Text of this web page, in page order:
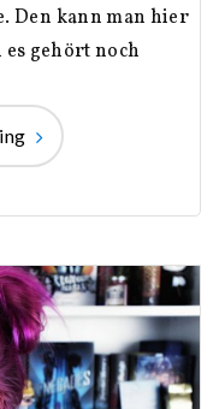
Den kann man hier
gehört noch